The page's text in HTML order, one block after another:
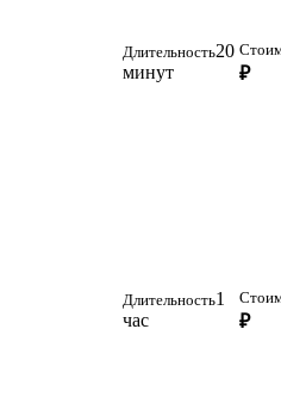
Длительность20
минут
₽
Длительность1
час
₽